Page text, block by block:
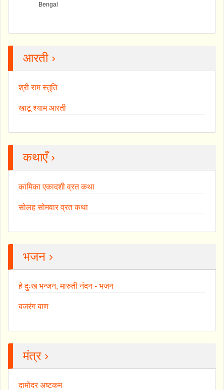
Bengal
आरती ›
श्री राम स्तुति
खाटू श्याम आरती
कथाएँ ›
कामिका एकादशी व्रत कथा
सोलह सोमवार व्रत कथा
भजन ›
हे दुःख भन्जन, मारुती नंदन - भजन
बजरंग बाण
मंत्र ›
दामोदर अष्टकम